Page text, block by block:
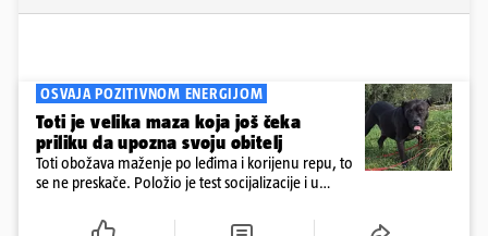
OSVAJA POZITIVNOM ENERGIJOM
Toti je velika maza koja još čeka
priliku da upozna svoju obitelj
Toti obožava maženje po leđima i korijenu repu, to
se ne preskače. Položio je test socijalizacije i u
cijepljen protiv virusnih zaraznih bolesti